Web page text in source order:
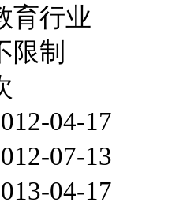
育行业
限制
04-17
07-13
04-17